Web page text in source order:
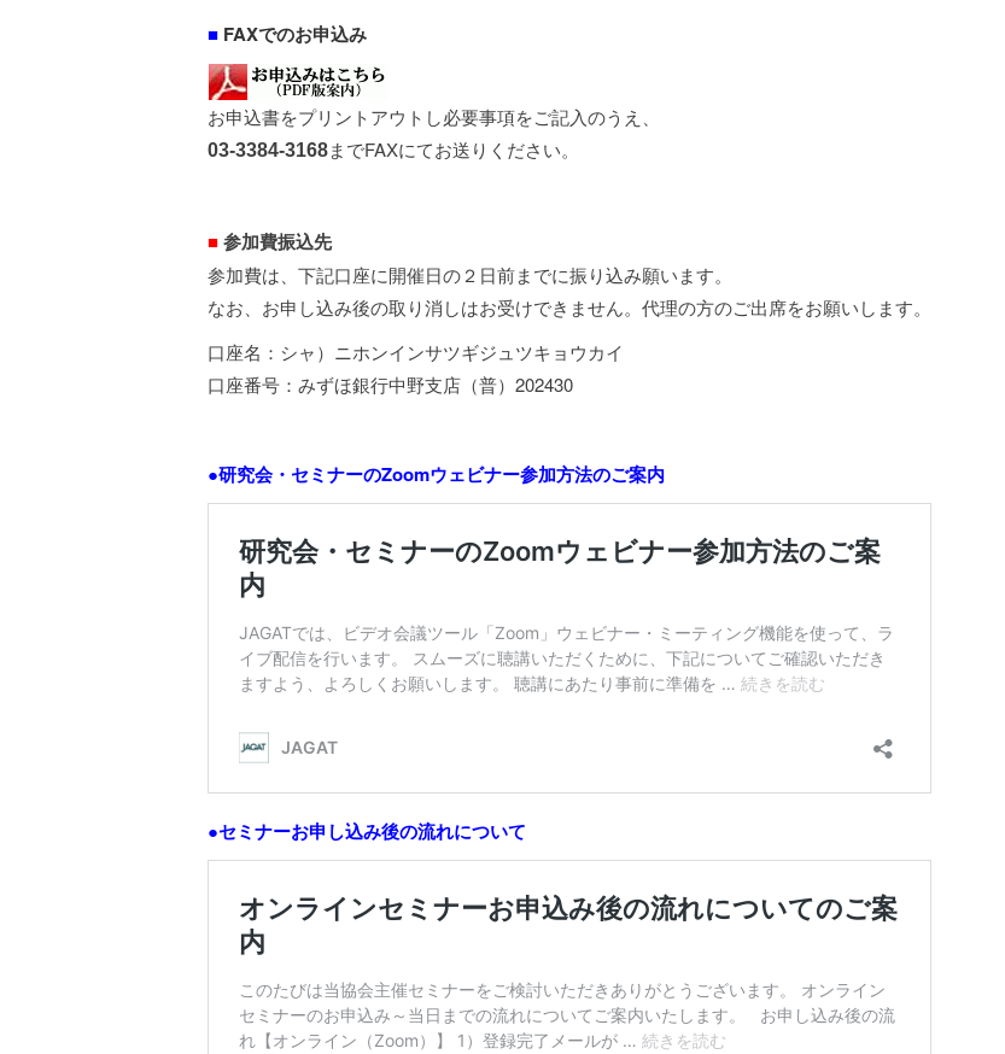
■ FAXでのお申込み
お申込書をプリントアウトし必要事項をご記入のうえ、
03-3384-3168までFAXにてお送りください。
■参加費振込先
参加費は、下記口座に開催日の２日前までに振り込み願います。
なお、お申し込み後の取り消しはお受けできません。代理の方のご出席をお願いします。
口座名：シャ）ニホンインサツギジュツキョウカイ
口座番号：みずほ銀行中野支店（普）202430
●研究会・セミナーのZoomウェビナー参加方法のご案内
●セミナーお申し込み後の流れについて